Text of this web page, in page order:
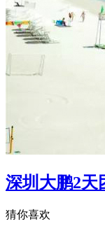
深圳大鹏2天
猜你喜欢